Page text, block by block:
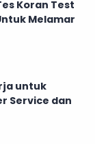
Koran Test
Melamar
untuk
Service dan